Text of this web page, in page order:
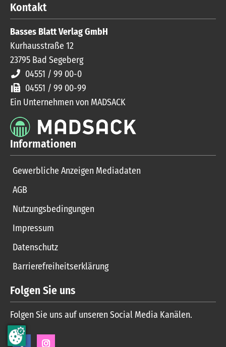
Kontakt
Basses Blatt Verlag GmbH
Kurhausstraße 12
23795 Bad Segeberg
04551 / 99 00-0
04551 / 99 00-99
Ein Unternehmen von MADSACK
Informationen
Gewerbliche Anzeigen Mediadaten
AGB
Nutzungsbedingungen
Impressum
Datenschutz
Barrierefreiheitserklärung
Folgen Sie uns
Folgen Sie uns auf unseren Social Media Kanälen.